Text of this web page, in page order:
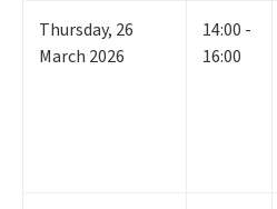
Thursday, 26
March 2026
14:00 -
16:00